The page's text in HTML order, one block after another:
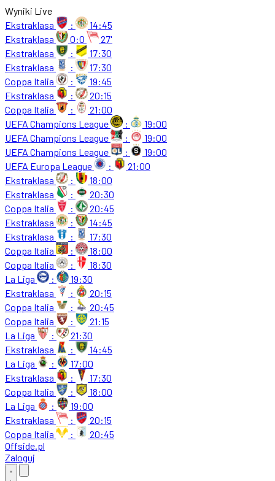
Wyniki Live
Ekstraklasa
:
14:45
Ekstraklasa
0:0
27'
Ekstraklasa
:
17:30
Ekstraklasa
:
17:30
Coppa Italia
:
19:45
Ekstraklasa
:
20:15
Coppa Italia
:
21:00
UEFA Champions League
:
19:00
UEFA Champions League
:
19:00
UEFA Champions League
:
19:00
UEFA Europa League
:
21:00
Ekstraklasa
:
18:00
Ekstraklasa
:
20:30
Coppa Italia
:
20:45
Ekstraklasa
:
14:45
Ekstraklasa
:
17:30
Coppa Italia
:
18:00
Coppa Italia
:
18:30
La Liga
:
19:30
Ekstraklasa
:
20:15
Coppa Italia
:
20:45
Coppa Italia
:
21:15
La Liga
:
21:30
Ekstraklasa
:
14:45
La Liga
:
17:00
Ekstraklasa
:
17:30
Coppa Italia
:
18:00
La Liga
:
19:00
Ekstraklasa
:
20:15
Coppa Italia
:
20:45
Offside.pl
Zaloguj